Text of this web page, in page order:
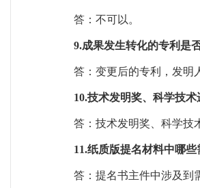
答：不可以。
9.成果发生转化的专利是
答：变更后的专利，发明
10.技术发明奖、科学技
答：技术发明奖、科学技
11.纸质版提名材料中哪些
答：提名书主件中涉及到